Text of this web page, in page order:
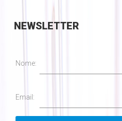
NEWSLETTER
Nome:
Email: